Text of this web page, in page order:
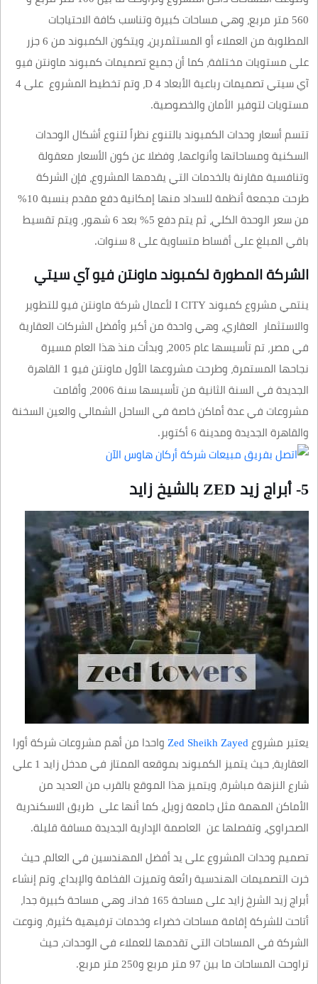
560 متر مربع، وهي مساحات كبيرة وتناسب كافة الاحتياجات
المطلوبة من العملاء أو المستثمرين، ويتكون الكمبوند من 6 جزر
على مستويات مختلفة، كما أن جميع تصميمات كمبوند ماونتن فيو
آي سيتي تصميمات رباعية الأبعاد 4 D، وتم تخطيط المشروع على 4
مستويات لتوفير الأمان والخصوصية.
تتسم أسعار وحدات الكمبوند بالتنوع نظراً لتنوع أشكال الوحدات
السكنية ومساحاتها وأنواعها، وفضلا عن كون الأسعار معقولة
وتنافسية مقارنة بالخدمات التي يقدمها المشروع، فإن الشركة
طرحت مجمعة أنظمة للسداد منها إمكانية دفع مقدم بنسبة 10%
من سعر الوحدة الكلي، ثم يتم دفع 5% بعد 6 شهور، ويتم تقسيط
باقي المبلغ على أقساط متساوية على 8 سنوات.
الشركة المطورة لكمبوند ماونتن فيو آي سيتي
ينتمي مشروع كمبوند I CITY لأعمال شركة ماونتن فيو للتطوير
والاستثمار العقاري، وهي واحدة من أكبر وأفضل الشركات العقارية
في مصر، تم تأسيسها عام 2005، وبدأت منذ هذا العام مسيرة
نجاحها المستمرة، وطرحت مشروعها الأول ماونتن فيو 1 القاهرة
الجديدة في السنة الثانية من تأسيسها سنة 2006، وأقامت
مشروعات في عدة أماكن خاصة في الساحل الشمالي والعين السخنة
والقاهرة الجديدة ومدينة 6 أكتوبر.
5- أبراج زيد ZED بالشيخ زايد
يعتبر مشروع Zed Sheikh Zayed واحدا من أهم مشروعات شركة أورا
العقارية، حيث يتميز الكمبوند بموقعه الممتاز في مدخل زايد 1 علي
شارع النزهة مباشرة، ويتميز هذا الموقع بالقرب من العديد من
الأماكن المهمة مثل جامعة زويل، كما أنها على طريق الاسكندرية
الصحراوي، وتفصلها عن العاصمة الإدارية الجديدة مسافة قليلة.
تصميم وحدات المشروع على يد أفضل المهندسين في العالم، حيث
خرت التصميمات الهندسية رائعة وتميزت الفخامة والإبداع، وتم إنشاء
أبراج زيد الشرخ زايد على مساحة 165 فدانـ وهي مساحة كبيرة جدا،
أتاحت للشركة إقامة مساحات خضراء وخدمات ترفيهية كثيرة، ونوعت
الشركة في المساحات التي تقدمها للعملاء في الوحدات، حيث
تراوحت المساحات ما بين 97 متر مربع و250 متر مربع.